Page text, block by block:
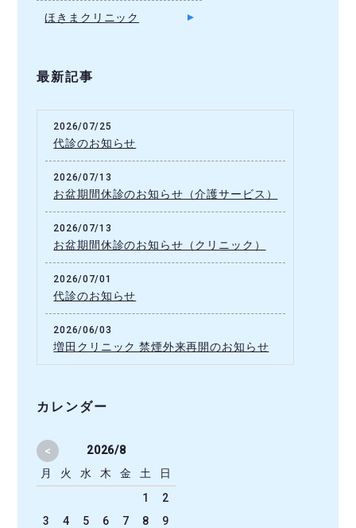
ほきまクリニック
最新記事
2026/07/25
代診のお知らせ
2026/07/13
お盆期間休診のお知らせ（介護サービス）
2026/07/13
お盆期間休診のお知らせ（クリニック）
2026/07/01
代診のお知らせ
2026/06/03
増田クリニック 禁煙外来再開のお知らせ
カレンダー
<
2026/8
月
火 水 木 金 土
日
1
2
3
4 5 6 7 8 9